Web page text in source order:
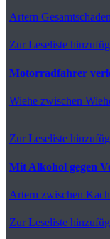
Artern
Zur Leseliste
Motorradfahrer
Wiehe zwischen
Zur Leseliste
Mit Alkohol gegen
Artern zwischen
Zur Leseliste